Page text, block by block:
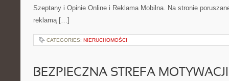
Szeptany i Opinie Online i Reklama Mobilna. Na stronie
reklamą […]
CATEGORIES: NIERUCHOMOŚCI
BEZPIECZNA STREFA MOTYWACJI